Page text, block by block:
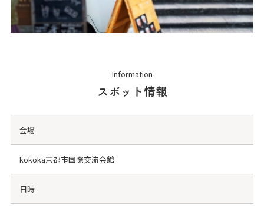
Information
スポット情報
会場
kokoka京都市国際交流会館
日時